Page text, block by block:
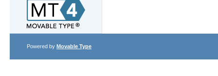
Powered by Movable Type